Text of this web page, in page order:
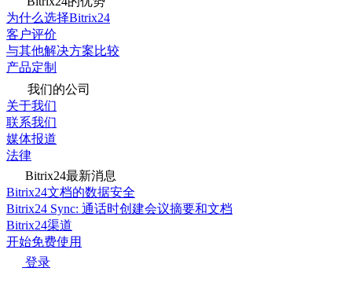
为什么选择Bitrix24
客户评价
与其他解决方案比较
产品定制
我们的公司
关于我们
联系我们
媒体报道
法律
Bitrix24最新消息
Bitrix24文档的数据安全
Bitrix24 Sync: 通话时创建会议摘要和文档
Bitrix24渠道
开始免费使用
登录